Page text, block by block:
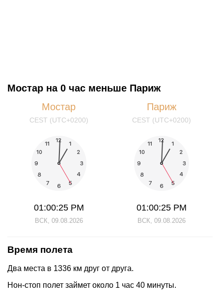
Мостар на 0 час меньше Париж
Мостар
CEST (UTC+0200)
01:00:25 PM
ВСК, 09.08.2026
Париж
CEST (UTC+0200)
01:00:25 PM
ВСК, 09.08.2026
Время полета
Два места в 1336 км друг от друга.
Нон-стоп полет займет около 1 час 40 минуты.